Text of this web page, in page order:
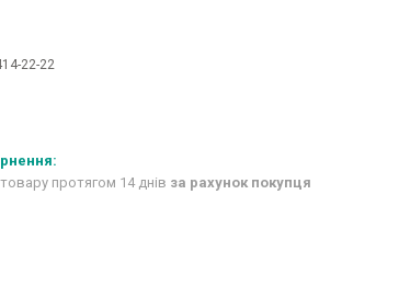
22-22
протягом 14 днів за рахунок покупця